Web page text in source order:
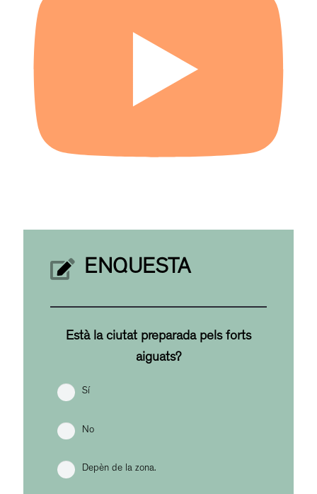
ENQUESTA
Està la ciutat preparada pels forts
aiguats?
Sí
No
Depèn de la zona.